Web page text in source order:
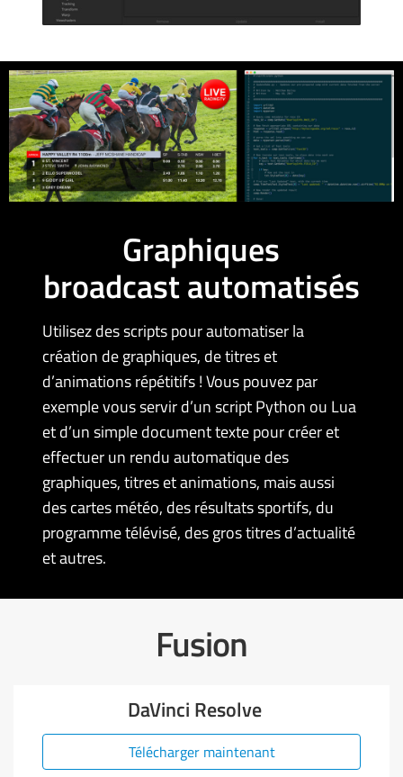
Graphiques
broadcast automatisés
Utilisez des scripts pour automatiser la
création de graphiques, de titres et
d’animations répétitifs ! Vous pouvez par
exemple vous servir d’un script Python ou Lua
et d’un simple document texte pour créer et
effectuer un rendu automatique des
graphiques, titres et animations, mais aussi
des cartes météo, des résultats sportifs, du
programme télévisé, des gros titres d’actualité
et autres.
Fusion
DaVinci Resolve
Télécharger maintenant